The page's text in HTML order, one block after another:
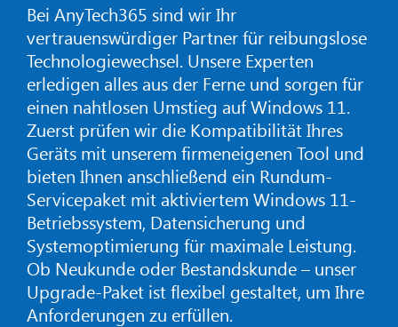
Bei AnyTech365 sind wir Ihr
vertrauenswürdiger Partner für reibungslose
Technologiewechsel. Unsere Experten
erledigen alles aus der Ferne und sorgen für
einen nahtlosen Umstieg auf Windows 11.
Zuerst prüfen wir die Kompatibilität Ihres
Geräts mit unserem firmeneigenen Tool und
bieten Ihnen anschließend ein Rundum-
Servicepaket mit aktiviertem Windows 11-
Betriebssystem, Datensicherung und
Systemoptimierung für maximale Leistung.
Ob Neukunde oder Bestandskunde – unser
Upgrade-Paket ist flexibel gestaltet, um Ihre
Anforderungen zu erfüllen.